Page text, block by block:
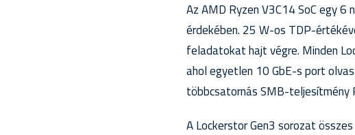
Az AMD Ryzen V3C14 SoC egy
érdekében. 25 W-os TDP-
feladatokat hajt végre. Minden
ahol egyetlen 10 GbE-s port
többcsatornás SMB-
A Lockerstor Gen3 sorozat